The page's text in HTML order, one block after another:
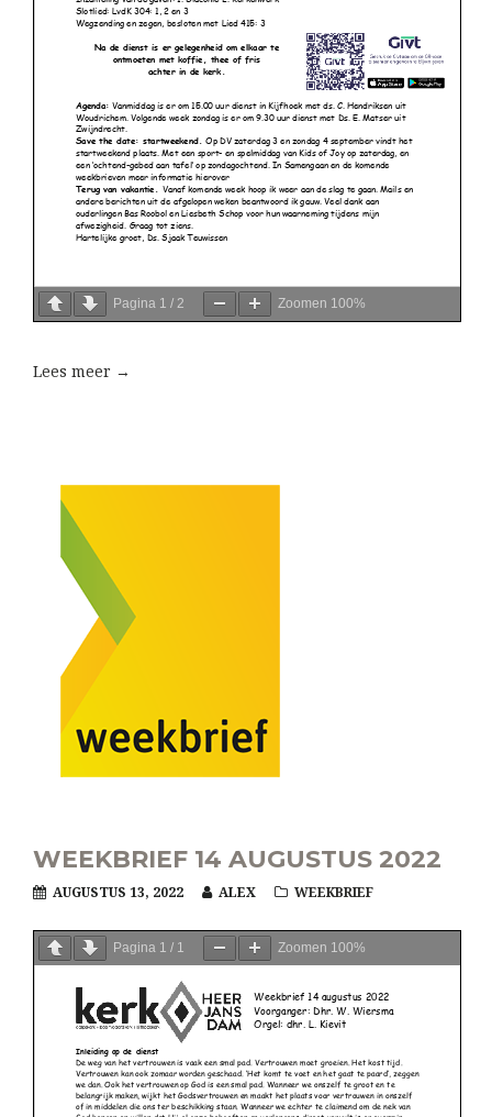
Pagina 1 / 2 Zoomen 100%
Lees meer →
WEEKBRIEF 14 AUGUSTUS 2022
AUGUSTUS 13, 2022 ALEX WEEKBRIEF
Pagina 1 / 1 Zoomen 100%